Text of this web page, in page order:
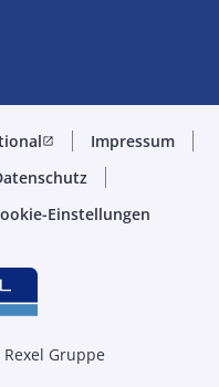
open_in_new
Impressum
Einstellungen
Gruppe